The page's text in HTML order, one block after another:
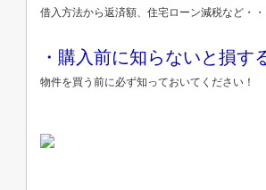
借入方法から返済額、住宅ローン減税など・・
・購入前に知らないと損す
物件を買う前に必ず知っておいてください！